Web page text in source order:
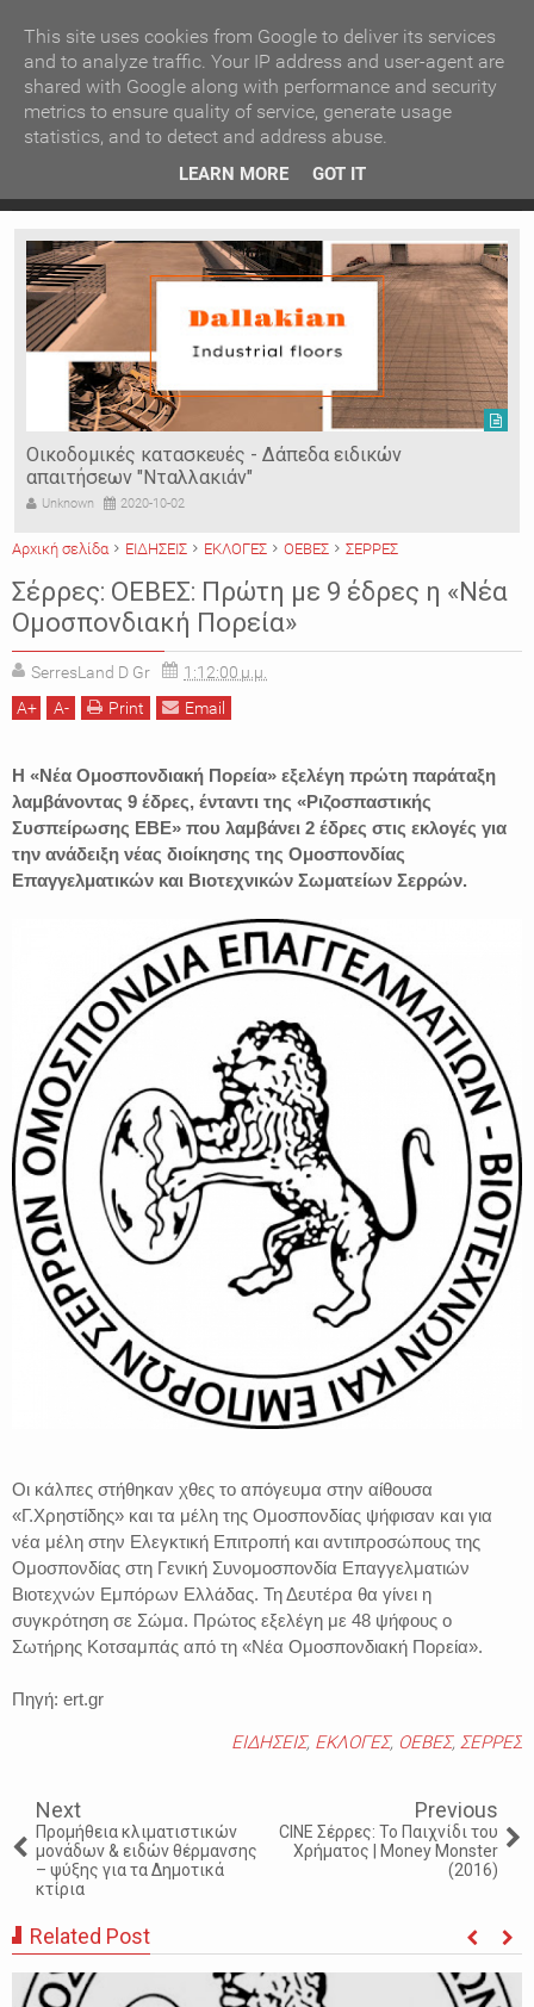
Κατερίνα Περιστέρη: «Οι εργασίες στον Τύμβο Καστά
Οικοδομικές κατασκευές - Δάπεδα ειδικών
απαιτήσεων "Νταλλακιάν"
Unknown 2020-10-02
Αρχική σελίδα ΕΙΔΗΣΕΙΣ ΕΚΛΟΓΕΣ ΟΕΒΕΣ ΣΕΡΡΕΣ
Σέρρες: ΟΕΒΕΣ: Πρώτη με 9 έδρες η «Νέα
Ομοσπονδιακή Πορεία»
SerresLand D Gr
1:12:00 μ.μ.
A+ A- Print Email
Η «Νέα Ομοσπονδιακή Πορεία» εξελέγη πρώτη παράταξη
λαμβάνοντας 9 έδρες, ένταντι της «Ριζοσπαστικής
Συσπείρωσης ΕΒΕ» που λαμβάνει 2 έδρες στις εκλογές για
την ανάδειξη νέας διοίκησης της Ομοσπονδίας
Επαγγελματικών και Βιοτεχνικών Σωματείων Σερρών.
Οι κάλπες στήθηκαν χθες το απόγευμα στην αίθουσα
«Γ.Χρηστίδης» και τα μέλη της Ομοσπονδίας ψήφισαν και για
νέα μέλη στην Ελεγκτική Επιτροπή και αντιπροσώπους της
Ομοσπονδίας στη Γενική Συνομοσπονδία Επαγγελματιών
Βιοτεχνών Εμπόρων Ελλάδας. Τη Δευτέρα θα γίνει η
συγκρότηση σε Σώμα. Πρώτος εξελέγη με 48 ψήφους ο
Σωτήρης Κοτσαμπάς από τη «Νέα Ομοσπονδιακή Πορεία».
Πηγή: ert.gr
ΕΙΔΗΣΕΙΣ, ΕΚΛΟΓΕΣ, ΟΕΒΕΣ, ΣΕΡΡΕΣ
Next
Προμήθεια κλιματιστικών
μονάδων & ειδών θέρμανσης
– ψύξης για τα Δημοτικά
κτίρια
Previous
CINE Σέρρες: To Παιχνίδι του
Χρήματος | Money Monster
(2016)
Related Post
ΚΕΝΤΡΙΚΗ ΑΝΑ ΚΑΤΗΓΟΡΙΑ
ΕΙΔΗΣΕΙΣ ΑΝΑ ΠΕΡΙΟΧΗ
ΠΡΟΣΦΑΤΑ ΝΕΑ
Ν. ΣΕΡΡΩΝ Η ΓΗ ΜΑΣ
ΤΥΧΑΙΕΣ ΑΝΑΡΤΗΣΕΙΣ/ΑΡΘΡΑ
Serres Racing Circuit
Panserraikos FC
Ikaroi B.C.
This site uses cookies from Google to deliver its services
and to analyze traffic. Your IP address and user-agent are
shared with Google along with performance and security
metrics to ensure quality of service, generate usage
statistics, and to detect and address abuse.
LEARN MORE GOT IT